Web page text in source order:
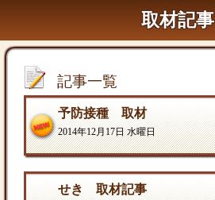
取材記事
記事一覧
予防接種 取材
2014年12月17日 水曜日
せき 取材記事